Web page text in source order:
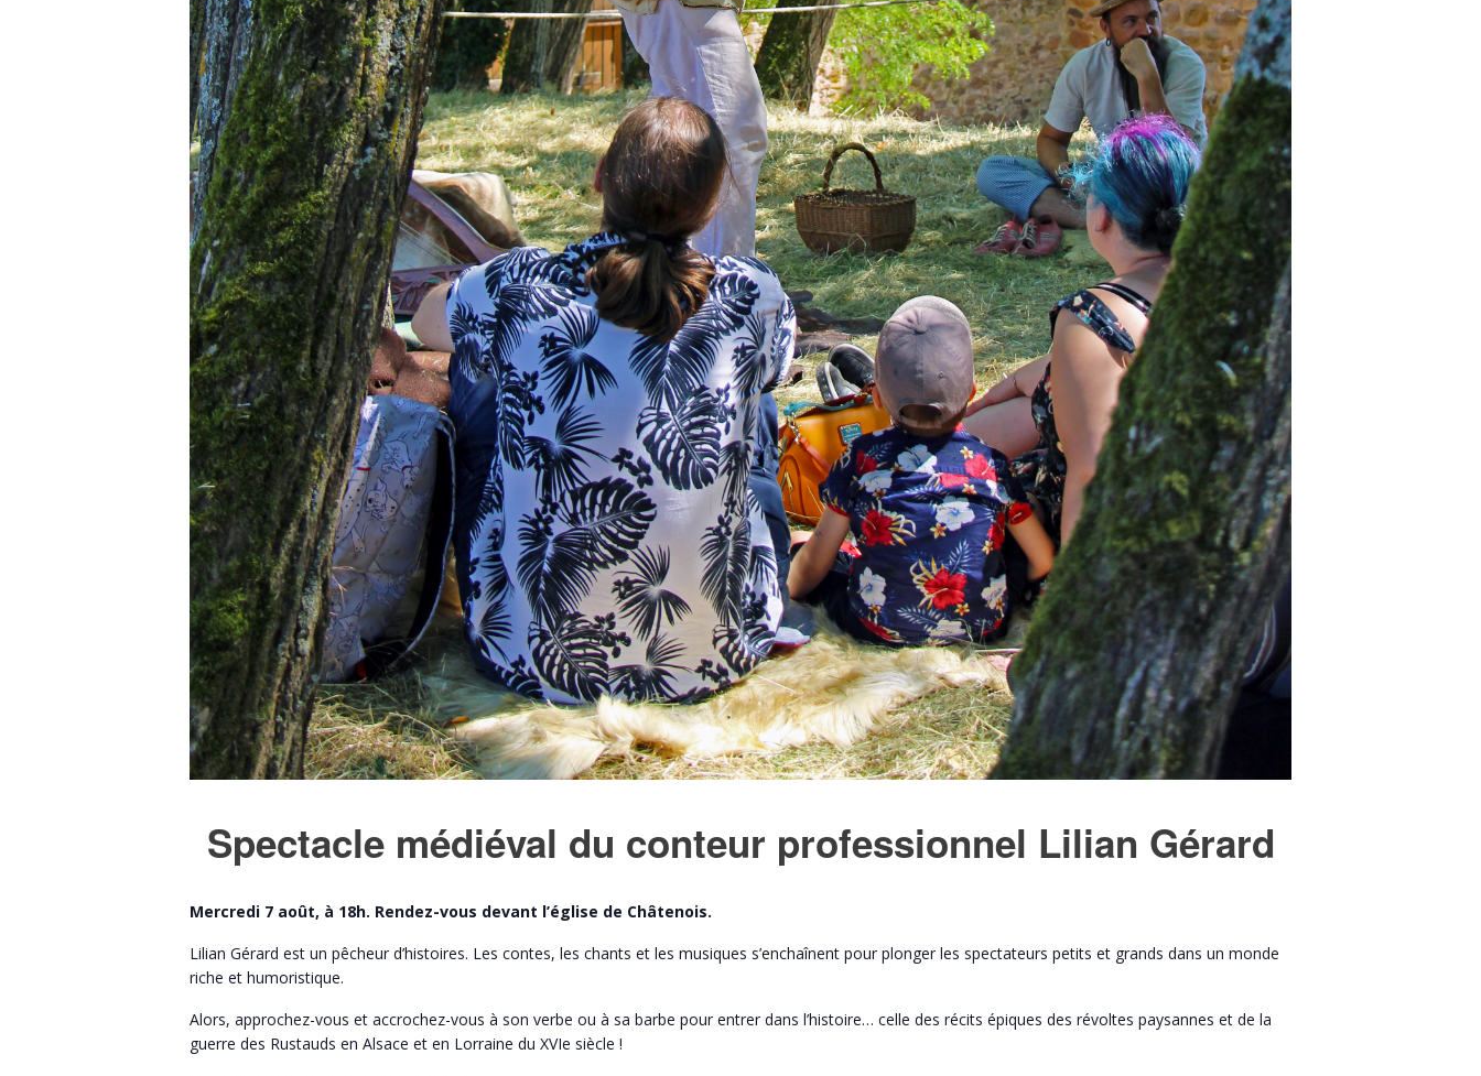
Spectacle médiéval du conteur professionnel Lilian Gérard
Mercredi 7 août, à 18h. Rendez-vous devant l’église de Châtenois.
Lilian Gérard est un pêcheur d’histoires. Les contes, les chants et les musiques s’enchaînent pour plonger les spectateurs petits et grands dans un monde
riche et humoristique.
Alors, approchez-vous et accrochez-vous à son verbe ou à sa barbe pour entrer dans l’histoire… celle des récits épiques des révoltes paysannes et de la
guerre des Rustauds en Alsace et en Lorraine du XVIe siècle !